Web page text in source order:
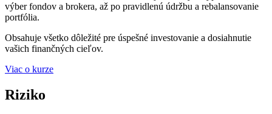
výber fondov a brokera, až po pravidlenú údržbu a rebalansovanie
portfólia.
Obsahuje všetko dôležité pre úspešné investovanie a dosiahnutie
vašich finančných cieľov.
Viac o kurze
Riziko